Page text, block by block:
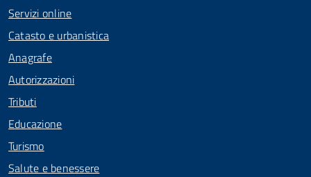
Servizi online
Catasto e urbanistica
Anagrafe
Autorizzazioni
Tributi
Educazione
Turismo
Salute e benessere